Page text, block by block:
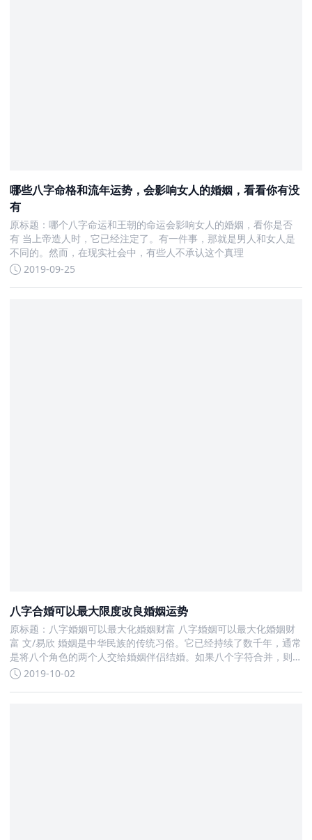
哪些八字命格和流年运势，会影响女人的婚姻，看看你有没
有
原标题：哪个八字命运和王朝的命运会影响女人的婚姻，看你是否
有 当上帝造人时，它已经注定了。有一件事，那就是男人和女人是
不同的。然而，在现实社会中，有些人不承认这个真理
2019-09-25
八字合婚可以最大限度改良婚姻运势
原标题：八字婚姻可以最大化婚姻财富 八字婚姻可以最大化婚姻财
富 文/易欣 婚姻是中华民族的传统习俗。它已经持续了数千年，通常
是将八个角色的两个人交给婚姻伴侣结婚。如果八个字符合并，则
婚姻成功
2019-10-02